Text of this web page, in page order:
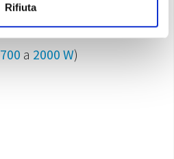
Rifiuta
700 a 2000 W)